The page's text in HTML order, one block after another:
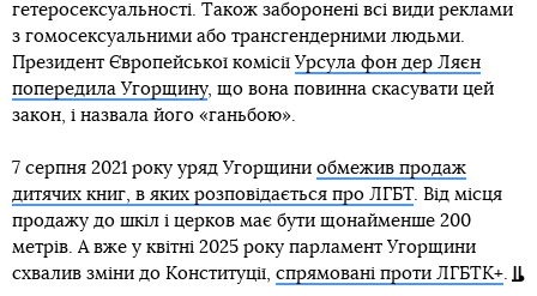
гетеросексуальності. Також заборонені всі види реклами
з гомосексуальними або трансгендерними людьми.
Президент Європейської комісії Урсула фон дер Ляєн
попередила Угорщину, що вона повинна скасувати цей
закон, і назвала його «ганьбою».
7 серпня 2021 року уряд Угорщини обмежив продаж
дитячих книг, в яких розповідається про ЛГБТ. Від місця
продажу до шкіл і церков має бути щонайменше 200
метрів. А вже у квітні 2025 року парламент Угорщини
схвалив зміни до Конституції, спрямовані проти ЛГБТК+.